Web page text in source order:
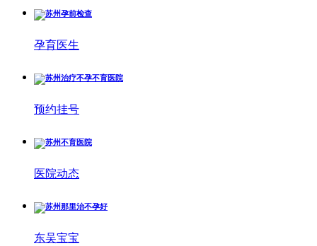
孕育医生
预约挂号
医院动态
东吴宝宝